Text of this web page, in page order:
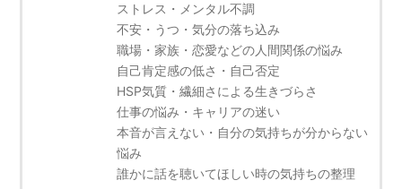
ストレス・メンタル不調
不安・うつ・気分の落ち込み
職場・家族・恋愛などの人間関係の悩み
自己肯定感の低さ・自己否定
HSP気質・繊細さによる生きづらさ
仕事の悩み・キャリアの迷い
本音が言えない・自分の気持ちが分からない
悩み
誰かに話を聴いてほしい時の気持ちの整理